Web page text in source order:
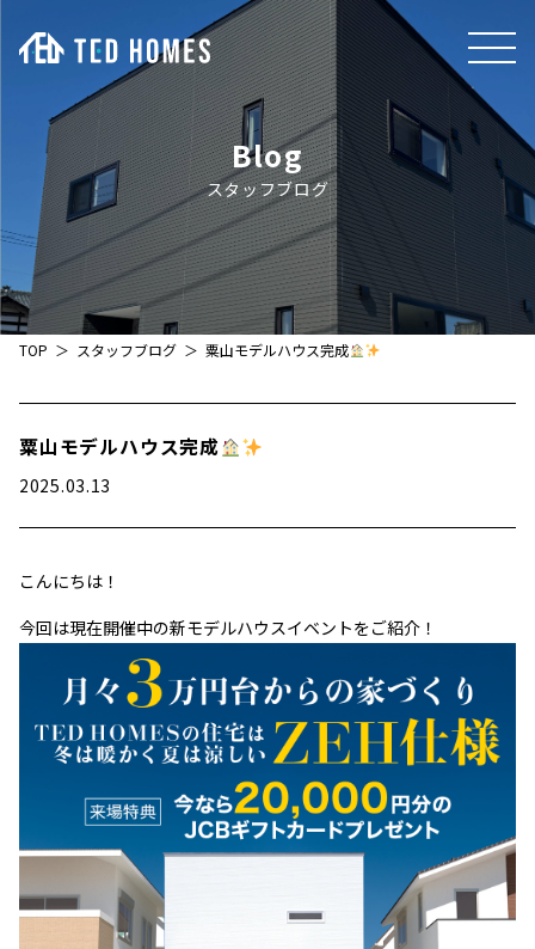
Blog
スタッフブログ
TOP スタッフブログ 粟山モデルハウス完成
粟山モデルハウス完成
2025.03.13
こんにちは！
今回は現在開催中の新モデルハウスイベントをご紹介！